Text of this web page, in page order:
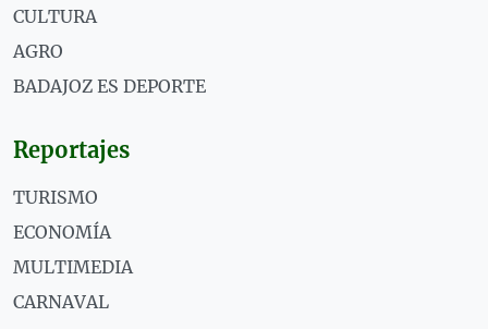
CULTURA
AGRO
BADAJOZ ES DEPORTE
Reportajes
TURISMO
ECONOMÍA
MULTIMEDIA
CARNAVAL